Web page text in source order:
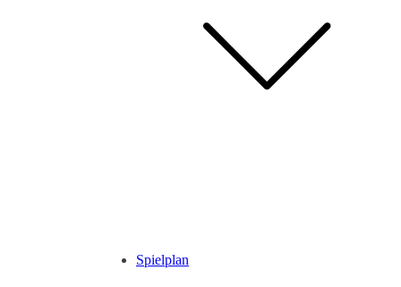
Spielplan